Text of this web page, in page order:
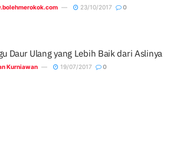
23/10/2017 0
Daur Ulang yang Lebih Baik dari Aslinya
Kurniawan 19/07/2017 0